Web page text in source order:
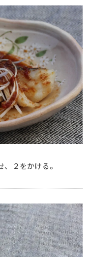
２をかける。